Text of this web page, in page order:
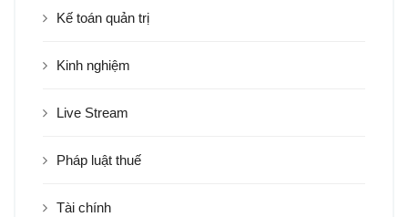
Kế toán quản trị
Kinh nghiệm
Live Stream
Pháp luật thuế
Tài chính